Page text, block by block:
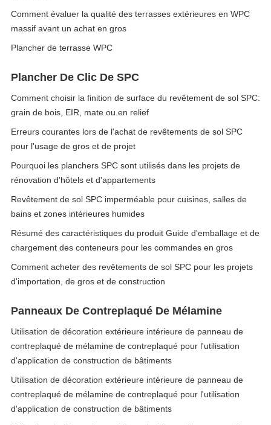
Comment évaluer la qualité des terrasses extérieures en WPC
massif avant un achat en gros
Plancher de terrasse WPC
Plancher De Clic De SPC
Comment choisir la finition de surface du revêtement de sol SPC:
grain de bois, EIR, mate ou en relief
Erreurs courantes lors de l'achat de revêtements de sol SPC
pour l'usage de gros et de projet
Pourquoi les planchers SPC sont utilisés dans les projets de
rénovation d'hôtels et d'appartements
Revêtement de sol SPC imperméable pour cuisines, salles de
bains et zones intérieures humides
Résumé des caractéristiques du produit Guide d'emballage et de
chargement des conteneurs pour les commandes en gros
Comment acheter des revêtements de sol SPC pour les projets
d'importation, de gros et de construction
Panneaux De Contreplaqué De Mélamine
Utilisation de décoration extérieure intérieure de panneau de
contreplaqué de mélamine de contreplaqué pour l'utilisation
d'application de construction de bâtiments
Utilisation de décoration extérieure intérieure de panneau de
contreplaqué de mélamine de contreplaqué pour l'utilisation
d'application de construction de bâtiments